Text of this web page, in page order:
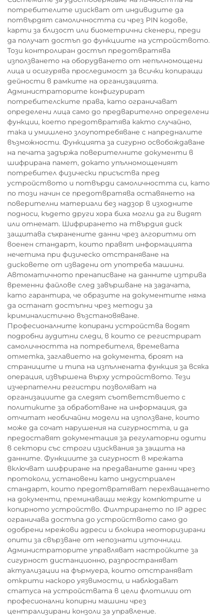
потребителите изискват от индивидите да
потвърдят самоличността си чрез PIN кодове,
карти за близост или биометрични скенери, преди
да получат достъп до функциите на устройството.
Този контролиран достъп предотвратява
използването на оборудването от непълномощени
лица и осигурява проследимост за всички копиращи
дейности в рамките на организацията.
Администраторите конфигурират
потребителските права, като ограничават
определени лица само до предварително определени
функции, което предотвратява както случайно,
така и умишлено злоупотребяване с напредналите
възможности. Функцията за сигурно освобождаване
на печата задържа поверителните документи в
шифрирана памет, докато упълномощеният
потребител физически присъства пред
устройството и потвърди самоличността си, като
по този начин се предотвратява оставянето на
поверителни материали без надзор в изходните
подноси, където други хора биха могли да ги видят
или отнемат. Шифрирането на твърдия диск
защитава съхранените данни чрез алгоритми от
военен стандарт, които правят информацията
нечетима при физическо отстраняване на
дисковете от извадени от употреба машини.
Автоматичното пренаписване на данните изтрива
временни файлове след завършване на задачата,
като гарантира, че образите на документите няма
да останат достъпни чрез методи за
криминалистично възстановяване.
Професионалните копирани устройства водят
подробни аудитни следи, в които се регистрират
самоличността на потребителя, времевата
отметка, заглавието на документа, броят на
страниците и типа на изпълнената функция за всяка
операция, извършена върху устройството. Тези
изчерпателни регистри позволяват на
организациите да следят съответствието с
политиките за обработване на информация, да
отчитат необичайни модели на използване, които
може да сочат нарушения на сигурността, и да
предоставят документация за регулаторни одити
в сектори със строги изисквания за защита на
данните. Функциите за сигурност в мрежата
включват шифриране на предаваните данни чрез
протоколи, установени като индустриален
стандарт, които предотвратяват перехващането
на документи, преминаващи между компютрите и
копирното устройство. Филтрирането по IP адрес
ограничава достъпа до устройството само до
одобрени мрежови адреси и блокира неоторизирани
опити за свързване от непознати източници.
Администраторите управляват настройките за
сигурност дистанционно, разпространяват
актуализации на фърмуера, които отстраняват
открити наскоро уязвимости, и наблюдават
статуса на устройствата в цели флотилии от
професионални копирни машини чрез
централизирани конзоли за управление.